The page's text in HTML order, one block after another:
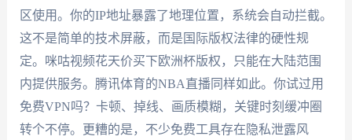
区使用。你的IP地址暴露了地理位置，系统会自动拦截。
这不是简单的技术屏蔽，而是国际版权法律的硬性规
定。咪咕视频花天价买下欧洲杯版权，只能在大陆范围
内提供服务。腾讯体育的NBA直播同样如此。你试过用
免费VPN吗？卡顿、掉线、画质模糊，关键时刻缓冲圈
转个不停。更糟的是，不少免费工具存在隐私泄露风